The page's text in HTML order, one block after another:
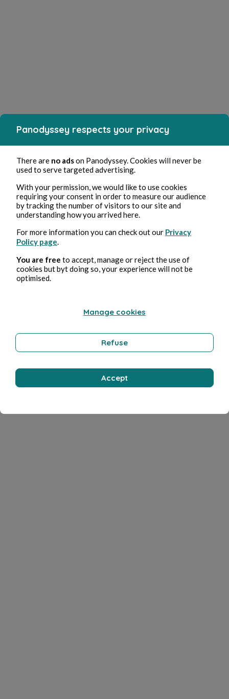
Panodyssey respects your privacy
There are no adson Panodyssey. Cookies will never be
used to serve targeted advertising.
With your permission, we would like to use cookies
requiring your consent in order to measure our audience
by tracking the number of visitors to our site and
understanding how you arrived here.
For more information you can check out our Privacy
Policy page
You are free to accept, manage or reject the use of
cookies but byt doing so, your experience will not be
optimised.
Manage cookies
Refuse
Accept